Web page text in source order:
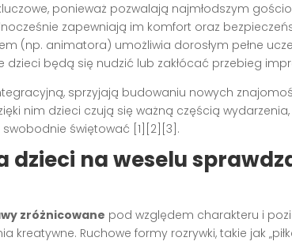
ponieważ pozwalają najmłodszym
zapewniają im komfort oraz
(np. animatora) umożliwia dorosłym pełne
dzieci będą się nudzić lub zakłócać przebieg
sprzyjają budowaniu nowych
nim dzieci czują się ważną częścią wydarzenia,
świętować [1][2][3].
na weselu
zróżnicowane pod względem charakteru i
kreatywne. Ruchowe formy rozrywki, takie jak